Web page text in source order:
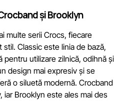
și Brooklyn
multe serii Crocs, fiecare
Classic este linia de bază,
utilizare zilnică, odihnă și
design mai expresiv și se
o siluetă modernă. Crocband
iar Brooklyn este ales mai des